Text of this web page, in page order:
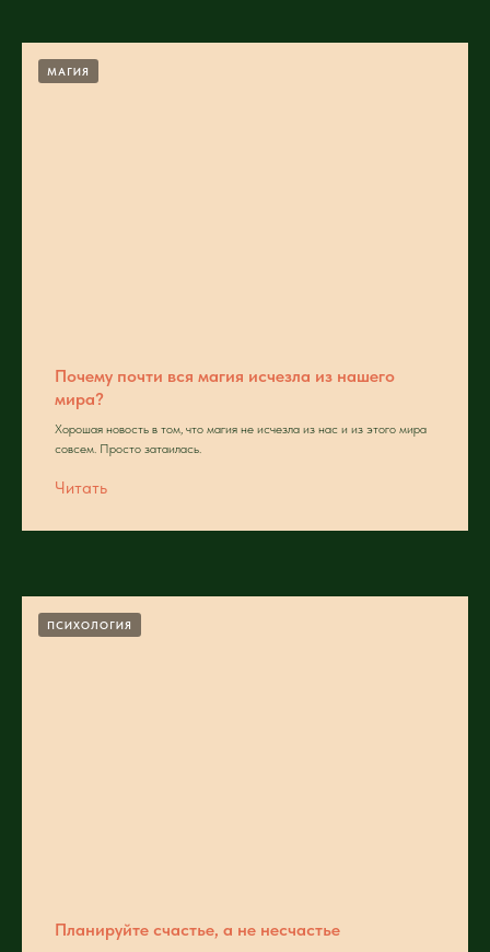
МАГИЯ
Почему почти вся магия исчезла из нашего
мира?
Хорошая новость в том, что магия не исчезла из нас и из этого мира
совсем. Просто затаилась.
Читать
ПСИХОЛОГИЯ
Планируйте счастье, а не несчастье